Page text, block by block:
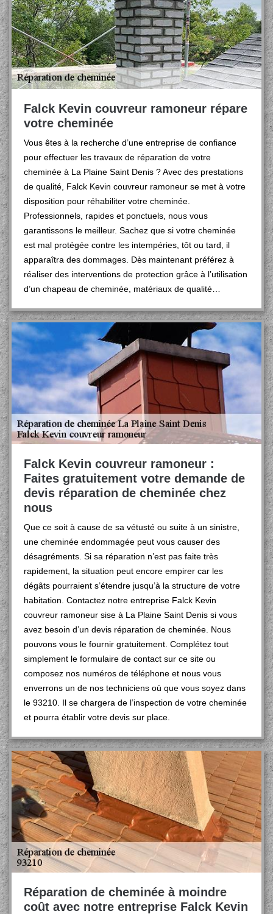
Falck Kevin couvreur ramoneur répare
votre cheminée
Vous êtes à la recherche d’une entreprise de confiance
pour effectuer les travaux de réparation de votre
cheminée à La Plaine Saint Denis ? Avec des prestations
de qualité, Falck Kevin couvreur ramoneur se met à votre
disposition pour réhabiliter votre cheminée.
Professionnels, rapides et ponctuels, nous vous
garantissons le meilleur. Sachez que si votre cheminée
est mal protégée contre les intempéries, tôt ou tard, il
apparaîtra des dommages. Dès maintenant préférez à
réaliser des interventions de protection grâce à l’utilisation
d’un chapeau de cheminée, matériaux de qualité…
Falck Kevin couvreur ramoneur :
Faites gratuitement votre demande de
devis réparation de cheminée chez
nous
Que ce soit à cause de sa vétusté ou suite à un sinistre,
une cheminée endommagée peut vous causer des
désagréments. Si sa réparation n’est pas faite très
rapidement, la situation peut encore empirer car les
dégâts pourraient s’étendre jusqu’à la structure de votre
habitation. Contactez notre entreprise Falck Kevin
couvreur ramoneur sise à La Plaine Saint Denis si vous
avez besoin d’un devis réparation de cheminée. Nous
pouvons vous le fournir gratuitement. Complétez tout
simplement le formulaire de contact sur ce site ou
composez nos numéros de téléphone et nous vous
enverrons un de nos techniciens où que vous soyez dans
le 93210. Il se chargera de l’inspection de votre cheminée
et pourra établir votre devis sur place.
Réparation de cheminée à moindre
coût avec notre entreprise Falck Kevin